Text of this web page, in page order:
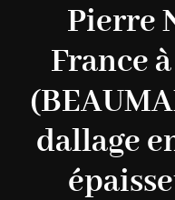
Pierre
France
dallage